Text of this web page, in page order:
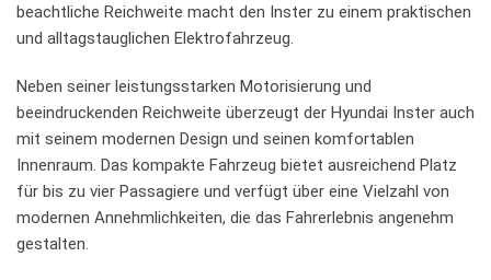
beachtliche Reichweite⁢ macht ⁣den Inster zu‌ einem praktischen
​und⁤ alltagstauglichen Elektrofahrzeug.
Neben seiner leistungsstarken‌ Motorisierung⁢ und
beeindruckenden⁣ Reichweite überzeugt​ der Hyundai Inster auch
⁢mit⁣ seinem⁤ modernen⁤ Design und seinen komfortablen
Innenraum. Das kompakte Fahrzeug bietet ausreichend ‍Platz
für bis zu vier ‌Passagiere und verfügt über⁣ eine ⁣Vielzahl von⁤
modernen ‌Annehmlichkeiten, ⁢die ⁤das Fahrerlebnis angenehm⁤
gestalten.